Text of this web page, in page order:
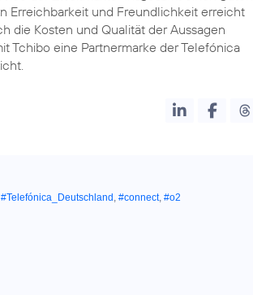
Erreichbarkeit und Freundlichkeit erreicht
die Kosten und Qualität der Aussagen
Tchibo eine Partnermarke der Telefónica
#Telefónica_Deutschland , #connect, #o2